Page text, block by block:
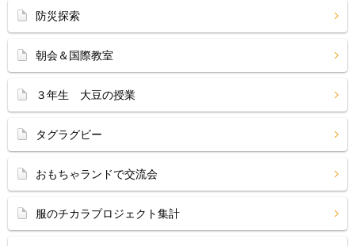
防災探索
朝会＆国際教室
３年生 大豆の授業
タグラグビー
おもちゃランドで交流会
服のチカラプロジェクト集計